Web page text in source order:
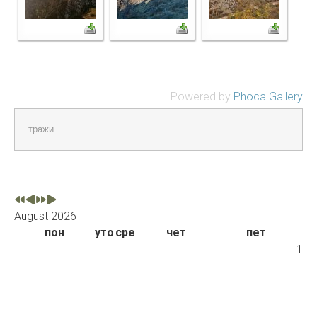
Powered by Phoca Gallery
тражи...
August 2026
пон
уто сре чет
пет
1